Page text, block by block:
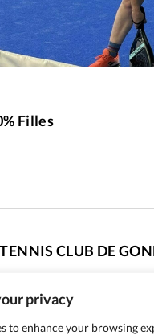
privacy
to enhance your browsing
Filles
TENNIS CLUB DE
- 59147
d’affiliation :